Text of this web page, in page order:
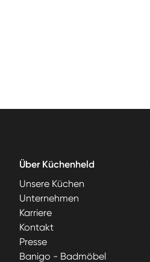
Über Küchenheld
Unsere Küchen
Unternehmen
Karriere
Kontakt
Presse
Banigo - Badmöbel